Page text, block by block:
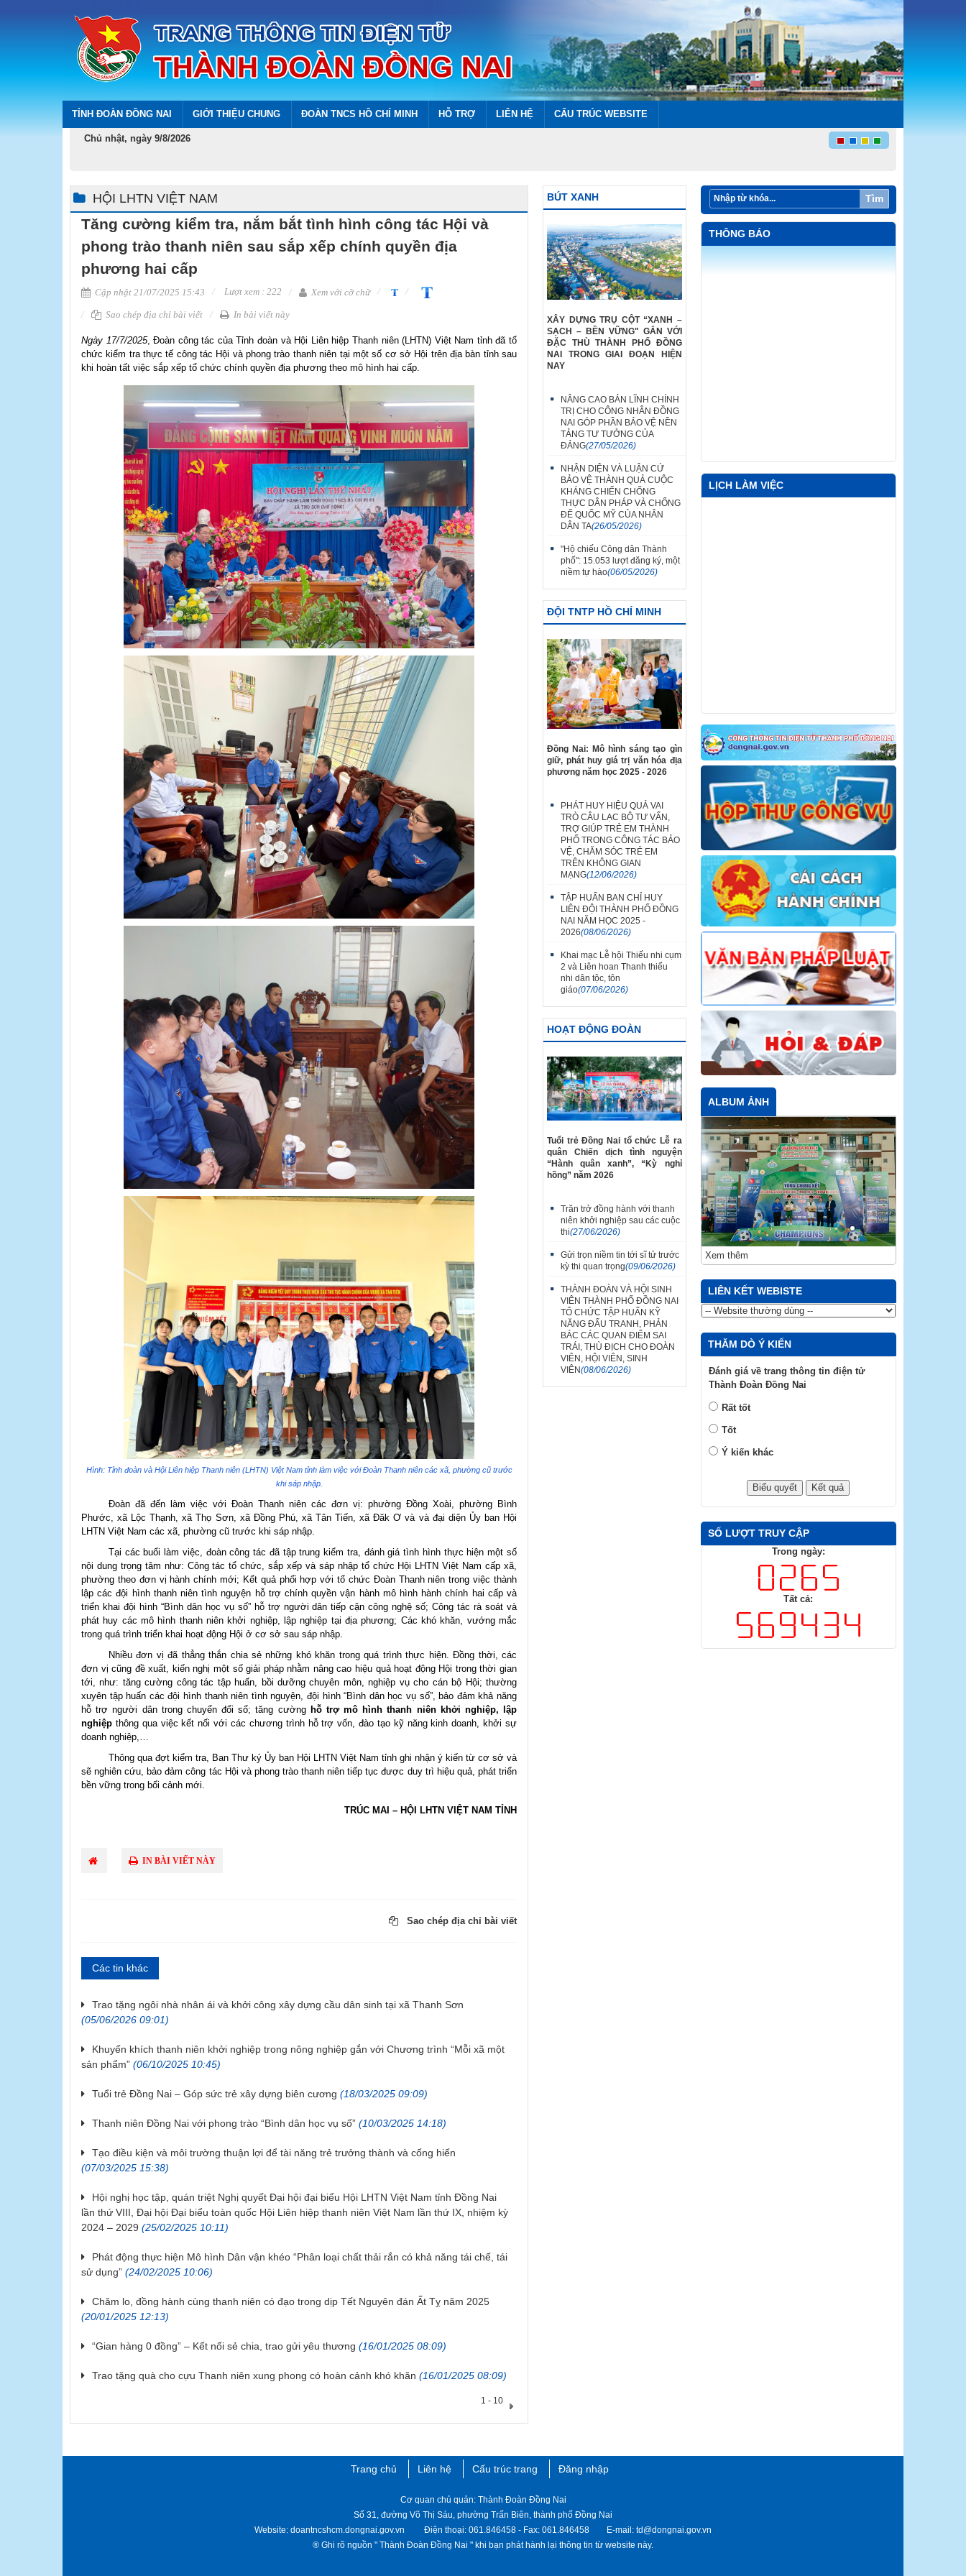
TỈNH ĐOÀN ĐỒNG NAI GIỚI THIỆU CHUNG ĐOÀN TNCS HỒ CHÍ MINH HỖ TRỢ LIÊN HỆ CẤU TRÚC WEBSITE
Chủ nhật, ngày 9/8/2026
Tìm
HỘI LHTN VIỆT NAM
Tăng cường kiểm tra, nắm bắt tình hình công tác Hội và
phong trào thanh niên sau sắp xếp chính quyền địa
phương hai cấp
Cập nhật 21/07/2025 15:43 Lượt xem : 222 Xem với cỡ chữ
Sao chép địa chỉ bài viết In bài viết này
Ngày 17/7/2025, Đoàn công tác của Tỉnh đoàn và Hội Liên hiệp Thanh niên (LHTN) Việt Nam tỉnh đã tổ
chức kiểm tra thực tế công tác Hội và phong trào thanh niên tại một số cơ sở Hội trên địa bàn tỉnh sau
khi hoàn tất việc sắp xếp tổ chức chính quyền địa phương theo mô hình hai cấp.
Hình: Tỉnh đoàn và Hội Liên hiệp Thanh niên (LHTN) Việt Nam tỉnh làm việc với Đoàn Thanh niên các xã, phường cũ trước
khi sáp nhập.
Đoàn đã đến làm việc với Đoàn Thanh niên các đơn vị: phường Đồng Xoài, phường Bình
Phước, xã Lộc Thạnh, xã Thọ Sơn, xã Đồng Phú, xã Tân Tiến, xã Đăk Ơ và và đại diện Ủy ban Hội
LHTN Việt Nam các xã, phường cũ trước khi sáp nhập.
Tại các buổi làm việc, đoàn công tác đã tập trung kiểm tra, đánh giá tình hình thực hiện một số
nội dung trọng tâm như: Công tác tổ chức, sắp xếp và sáp nhập tổ chức Hội LHTN Việt Nam cấp xã,
phường theo đơn vị hành chính mới; Kết quả phối hợp với tổ chức Đoàn Thanh niên trong việc thành
lập các đội hình thanh niên tình nguyện hỗ trợ chính quyền vận hành mô hình hành chính hai cấp và
triển khai đội hình “Bình dân học vụ số” hỗ trợ người dân tiếp cận công nghệ số; Công tác rà soát và
phát huy các mô hình thanh niên khởi nghiệp, lập nghiệp tại địa phương; Các khó khăn, vướng mắc
trong quá trình triển khai hoạt động Hội ở cơ sở sau sáp nhập.
Nhiều đơn vị đã thẳng thắn chia sẻ những khó khăn trong quá trình thực hiện. Đồng thời, các
đơn vị cũng đề xuất, kiến nghị một số giải pháp nhằm nâng cao hiệu quả hoạt động Hội trong thời gian
tới, như: tăng cường công tác tập huấn, bồi dưỡng chuyên môn, nghiệp vụ cho cán bộ Hội; thường
xuyên tập huấn các đội hình thanh niên tình nguyện, đội hình “Bình dân học vụ số”, bảo đảm khả năng
hỗ trợ người dân trong chuyển đổi số; tăng cường hỗ trợ mô hình thanh niên khởi nghiệp, lập
nghiệp thông qua việc kết nối với các chương trình hỗ trợ vốn, đào tạo kỹ năng kinh doanh, khởi sự
doanh nghiệp,…
Thông qua đợt kiểm tra, Ban Thư ký Ủy ban Hội LHTN Việt Nam tỉnh ghi nhận ý kiến từ cơ sở và
sẽ nghiên cứu, bảo đảm công tác Hội và phong trào thanh niên tiếp tục được duy trì hiệu quả, phát triển
bền vững trong bối cảnh mới.
TRÚC MAI – HỘI LHTN VIỆT NAM TỈNH
IN BÀI VIẾT NÀY
Sao chép địa chỉ bài viết
Các tin khác
Trao tặng ngôi nhà nhân ái và khởi công xây dựng cầu dân sinh tại xã Thanh Sơn
(05/06/2026 09:01)
Khuyến khích thanh niên khởi nghiệp trong nông nghiệp gắn với Chương trình “Mỗi xã một
sản phẩm” (06/10/2025 10:45)
Tuổi trẻ Đồng Nai – Góp sức trẻ xây dựng biên cương (18/03/2025 09:09)
Thanh niên Đồng Nai với phong trào “Bình dân học vụ số” (10/03/2025 14:18)
Tạo điều kiện và môi trường thuận lợi để tài năng trẻ trưởng thành và cống hiến
(07/03/2025 15:38)
Hội nghị học tập, quán triệt Nghị quyết Đại hội đại biểu Hội LHTN Việt Nam tỉnh Đồng Nai
lần thứ VIII, Đại hội Đại biểu toàn quốc Hội Liên hiệp thanh niên Việt Nam lần thứ IX, nhiệm kỳ
2024 – 2029 (25/02/2025 10:11)
Phát động thực hiện Mô hình Dân vận khéo “Phân loại chất thải rắn có khả năng tái chế, tái
sử dụng” (24/02/2025 10:06)
Chăm lo, đồng hành cùng thanh niên có đạo trong dịp Tết Nguyên đán Ất Tỵ năm 2025
(20/01/2025 12:13)
“Gian hàng 0 đồng” – Kết nối sẻ chia, trao gửi yêu thương (16/01/2025 08:09)
Trao tặng quà cho cựu Thanh niên xung phong có hoàn cảnh khó khăn (16/01/2025 08:09)
1 - 10
BÚT XANH
XÂY DỰNG TRỤ CỘT “XANH –
SẠCH – BỀN VỮNG" GẮN VỚI
ĐẶC THÙ THÀNH PHỐ ĐỒNG
NAI TRONG GIAI ĐOẠN HIỆN
NAY
NÂNG CAO BẢN LĨNH CHÍNH
TRỊ CHO CÔNG NHÂN ĐỒNG
NAI GÓP PHẦN BẢO VỆ NỀN
TẢNG TƯ TƯỞNG CỦA
ĐẢNG(27/05/2026)
NHẬN DIỆN VÀ LUẬN CỨ
BẢO VỆ THÀNH QUẢ CUỘC
KHÁNG CHIẾN CHỐNG
THỰC DÂN PHÁP VÀ CHỐNG
ĐẾ QUỐC MỸ CỦA NHÂN
DÂN TA(26/05/2026)
"Hộ chiếu Công dân Thành
phố": 15.053 lượt đăng ký, một
niềm tự hào(06/05/2026)
ĐỘI TNTP HỒ CHÍ MINH
Đồng Nai: Mô hình sáng tạo gìn
giữ, phát huy giá trị văn hóa địa
phương năm học 2025 - 2026
PHÁT HUY HIỆU QUẢ VAI
TRÒ CÂU LẠC BỘ TƯ VẤN,
TRỢ GIÚP TRẺ EM THÀNH
PHỐ TRONG CÔNG TÁC BẢO
VỆ, CHĂM SÓC TRẺ EM
TRÊN KHÔNG GIAN
MẠNG(12/06/2026)
TẬP HUẤN BAN CHỈ HUY
LIÊN ĐỘI THÀNH PHỐ ĐỒNG
NAI NĂM HỌC 2025 -
2026(08/06/2026)
Khai mạc Lễ hội Thiếu nhi cụm
2 và Liên hoan Thanh thiếu
nhi dân tộc, tôn
giáo(07/06/2026)
HOẠT ĐỘNG ĐOÀN
Tuổi trẻ Đồng Nai tổ chức Lễ ra
quân Chiến dịch tình nguyện
“Hành quân xanh”, “Kỳ nghỉ
hồng” năm 2026
Trăn trở đồng hành với thanh
niên khởi nghiệp sau các cuộc
thi(27/06/2026)
Gửi trọn niềm tin tới sĩ tử trước
kỳ thi quan trọng(09/06/2026)
THÀNH ĐOÀN VÀ HỘI SINH
VIÊN THÀNH PHỐ ĐỒNG NAI
TỔ CHỨC TẬP HUẤN KỸ
NĂNG ĐẤU TRANH, PHẢN
BÁC CÁC QUAN ĐIỂM SAI
TRÁI, THÙ ĐỊCH CHO ĐOÀN
VIÊN, HỘI VIÊN, SINH
VIÊN(08/06/2026)
THÔNG BÁO
LỊCH LÀM VIỆC
ALBUM ẢNH
Xem thêm
LIÊN KẾT WEBISTE
THĂM DÒ Ý KIẾN
Đánh giá về trang thông tin điện tử
Thành Đoàn Đồng Nai
Rất tốt
Tốt
Ý kiến khác
SỐ LƯỢT TRUY CẬP
Trong ngày:
Tất cả:
Trang chủ Liên hệ Cấu trúc trang Đăng nhập
Cơ quan chủ quản: Thành Đoàn Đồng Nai
Số 31, đường Võ Thị Sáu, phường Trấn Biên, thành phố Đồng Nai
Website: doantncshcm.dongnai.gov.vn Điện thoại: 061.846458 - Fax: 061.846458 E-mail: td@dongnai.gov.vn
® Ghi rõ nguồn " Thành ​Đoàn Đồng Nai " khi bạn phát hành lại thông tin từ website này.​